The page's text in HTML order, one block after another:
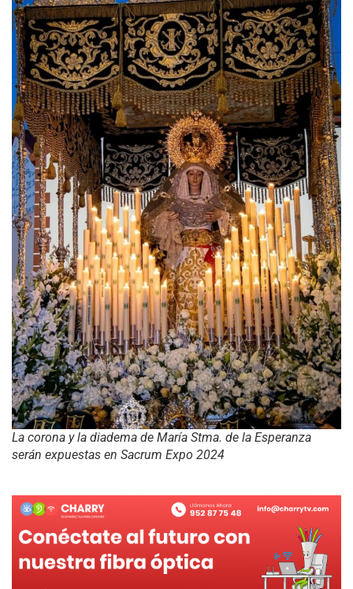
La corona y la diadema de María Stma. de la Esperanza
serán expuestas en Sacrum Expo 2024